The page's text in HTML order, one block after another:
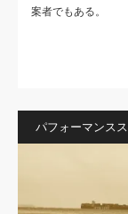
案者でもある。
パフォーマンス